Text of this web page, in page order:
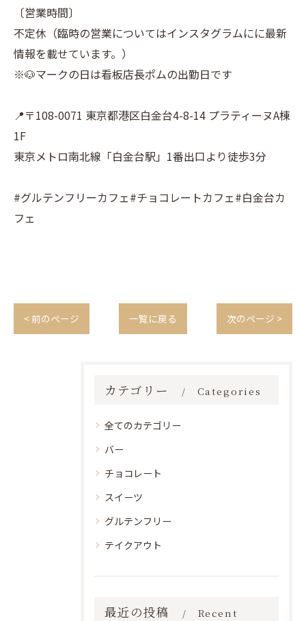
〔営業時間〕
不定休（臨時の営業についてはインスタグラムにに最新
情報を載せています。）
※🐶マークの日は看板店長ポムの出勤日です
📍〒108-0071 東京都港区白金台4-8-14 プラティーヌA棟
1F
東京メトロ南北線「白金台駅」1番出口より徒歩3分
#グルテンフリーカフェ#チョコレートカフェ#白金台カ
フェ
< 前のページ 一覧に戻る 次のページ >
カテゴリー Categories
全てのカテゴリー
バー
チョコレート
スイーツ
グルテンフリー
テイクアウト
最近の投稿
Recent